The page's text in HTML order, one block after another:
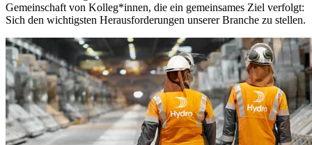
Gemeinschaft von Kolleg*innen, die ein gemeinsames Ziel verfolgt:
Sich den wichtigsten Herausforderungen unserer Branche zu stellen.